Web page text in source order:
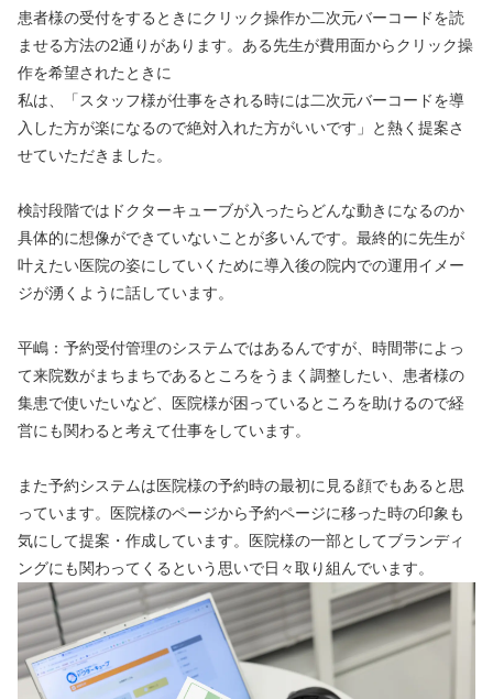
患者様の受付をするときにクリック操作か二次元バーコードを読
ませる方法の2通りがあります。ある先生が費用面からクリック操
作を希望されたときに
私は、「スタッフ様が仕事をされる時には二次元バーコードを導
入した方が楽になるので絶対入れた方がいいです」と熱く提案さ
せていただきました。
検討段階ではドクターキューブが入ったらどんな動きになるのか
具体的に想像ができていないことが多いんです。最終的に先生が
叶えたい医院の姿にしていくために導入後の院内での運用イメー
ジが湧くように話しています。
平嶋：予約受付管理のシステムではあるんですが、時間帯によっ
て来院数がまちまちであるところをうまく調整したい、患者様の
集患で使いたいなど、医院様が困っているところを助けるので経
営にも関わると考えて仕事をしています。
また予約システムは医院様の予約時の最初に見る顔でもあると思
っています。医院様のページから予約ページに移った時の印象も
気にして提案・作成しています。医院様の一部としてブランディ
ングにも関わってくるという思いで日々取り組んでいます。